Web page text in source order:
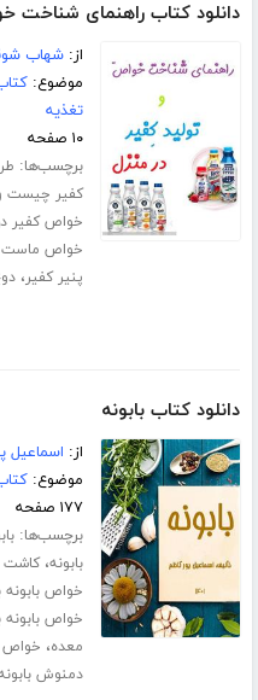
دانلود کتاب راهنمای شناخت
از:شهاب
موضوع:
تغذیه
۱۰ صفحه
برچسب‌ها:
کفیر چیست
خواص کفیر
خواص ماست
پنیر کفیر،
دانلود کتاب بابونه
از: اسماعیل
موضوع:
۱۷۷ صفحه
برچسب‌ها:
بابونه،کاشت
خواص
خواص بابونه
معده، خواص
دمنوش